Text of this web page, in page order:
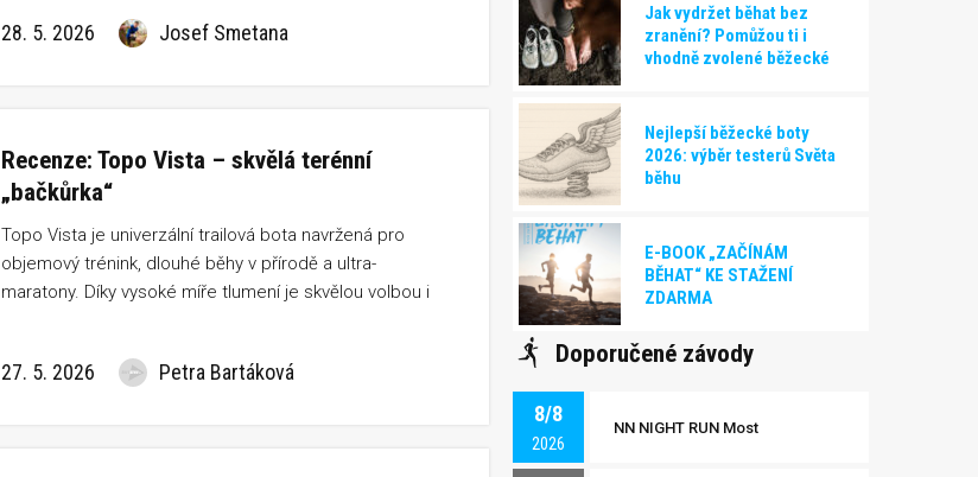
zamezující zapadávání nečistot, nebo pevný dokonale
28. 5. 2026 Josef Smetana
Recenze: Topo Vista – skvělá terénní
„bačkůrka“
Topo Vista je univerzální trailová bota navržená pro
objemový trénink, dlouhé běhy v přírodě a ultra-
maratony. Díky vysoké míře tlumení je skvělou volbou i
kamenitém terénu i na technických trailech.
27. 5. 2026 Petra Bartáková
Jak vydržet běhat bez
zranění? Pomůžou ti i
vhodně zvolené běžecké
Nejlepší běžecké boty
2026: výběr testerů Světa
běhu
E-BOOK „ZAČÍNÁM
BĚHAT“ KE STAŽENÍ
ZDARMA
Doporučené závody
8/8
2026
NN NIGHT RUN Most